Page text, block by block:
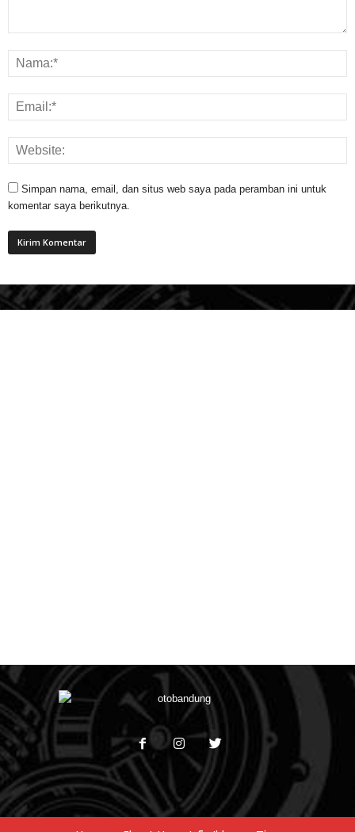
Simpan nama, email, dan situs web saya pada peramban ini untuk
komentar saya berikutnya.